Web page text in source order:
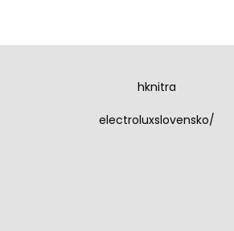
hknitra
electroluxslovensko/